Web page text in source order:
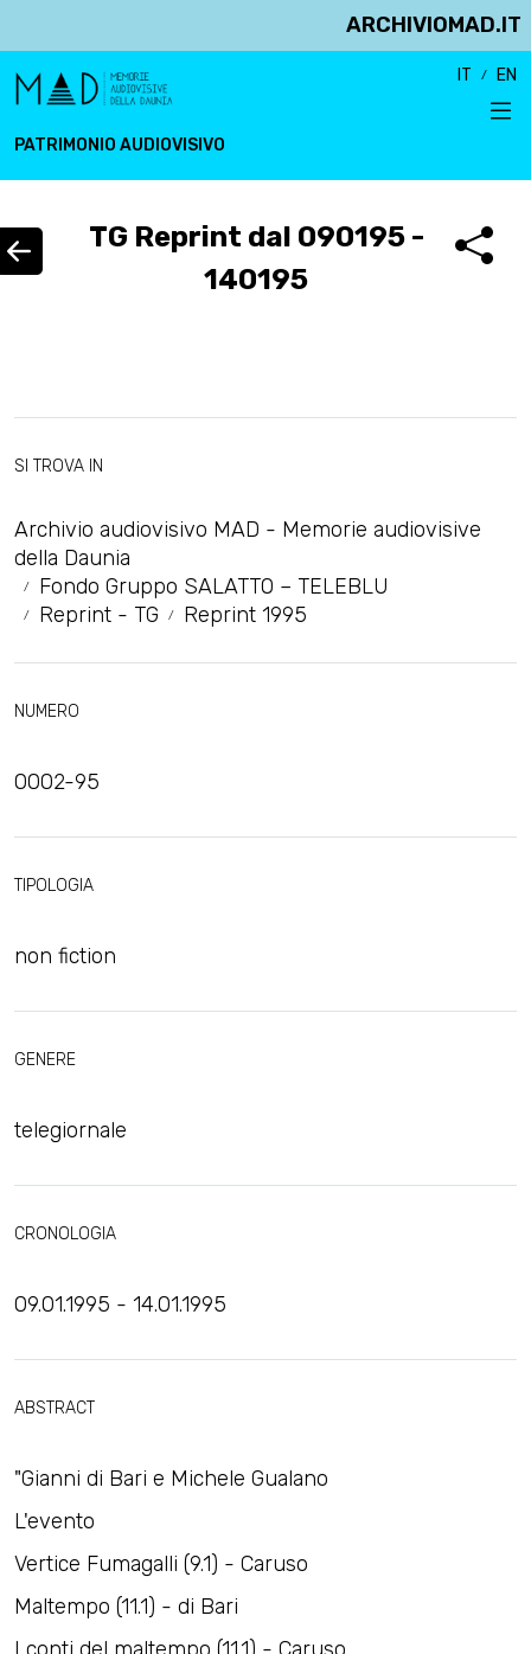
ARCHIVIOMAD.IT
PATRIMONIO AUDIOVISIVO
IT EN
TG Reprint dal 090195 -
140195
SI TROVA IN
Archivio audiovisivo MAD - Memorie audiovisive
della Daunia
Fondo Gruppo SALATTO – TELEBLU
Reprint - TG
Reprint 1995
NUMERO
0002-95
TIPOLOGIA
non fiction
GENERE
telegiornale
CRONOLOGIA
09.01.1995 - 14.01.1995
ABSTRACT
"Gianni di Bari e Michele Gualano ​
L'evento
Vertice Fumagalli (9.1) - Caruso ​
Maltempo (11.1) - di Bari ​